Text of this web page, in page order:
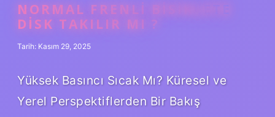
NORMAL FRENLI BISIKLETE
DISK TAKILIR MI ?
Tarih: Kasım 29, 2025
Yüksek Basıncı Sıcak Mı? Küresel ve
Yerel Perspektiflerden Bir Bakış